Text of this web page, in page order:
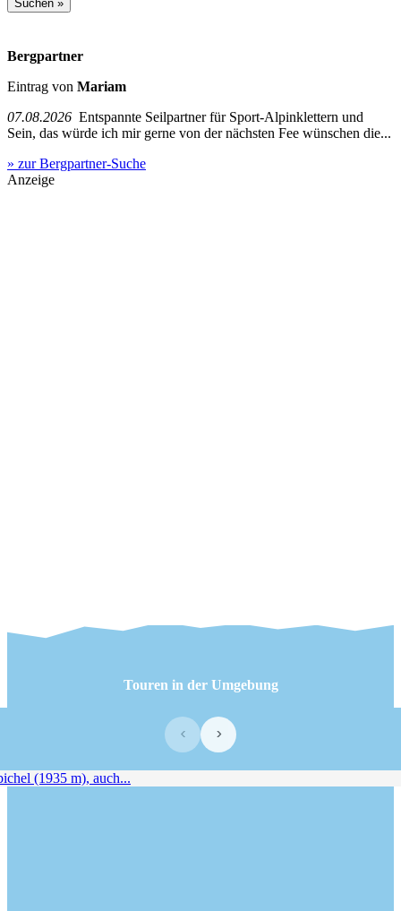
Bergpartner
Eintrag von Mariam
07.08.2026 Entspannte Seilpartner für Sport-Alpinklettern und
Sein, das würde ich mir gerne von der nächsten Fee wünschen die...
» zur Bergpartner-Suche
Anzeige
Touren in der Umgebung
‹ ›